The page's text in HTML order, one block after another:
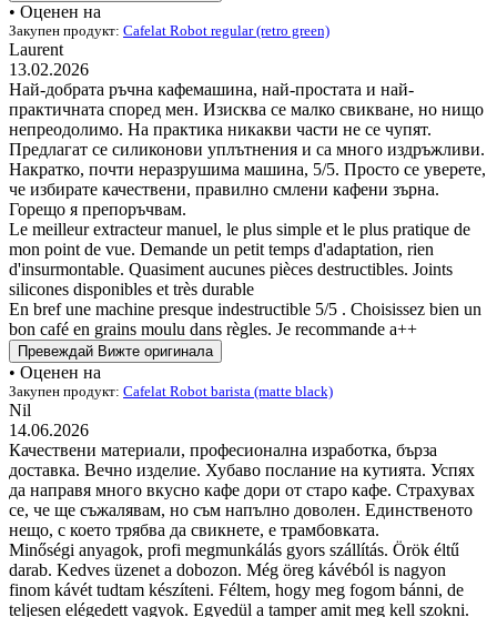
• Оценен на
Закупен продукт: Cafelat Robot regular (retro green)
Laurent
13.02.2026
Най-добрата ръчна кафемашина, най-простата и най-
практичната според мен. Изисква се малко свикване, но нищо
непреодолимо. На практика никакви части не се чупят.
Предлагат се силиконови уплътнения и са много издръжливи.
Накратко, почти неразрушима машина, 5/5. Просто се уверете,
че избирате качествени, правилно смлени кафени зърна.
Горещо я препоръчвам.
Le meilleur extracteur manuel, le plus simple et le plus pratique de
mon point de vue. Demande un petit temps d'adaptation, rien
d'insurmontable. Quasiment aucunes pièces destructibles. Joints
silicones disponibles et très durable
En bref une machine presque indestructible 5/5 . Choisissez bien un
bon café en grains moulu dans règles. Je recommande a++
Превеждай Вижте оригинала
• Оценен на
Закупен продукт: Cafelat Robot barista (matte black)
Nil
14.06.2026
Качествени материали, професионална изработка, бърза
доставка. Вечно изделие. Хубаво послание на кутията. Успях
да направя много вкусно кафе дори от старо кафе. Страхувах
се, че ще съжалявам, но съм напълно доволен. Единственото
нещо, с което трябва да свикнете, е трамбовката.
Minőségi anyagok, profi megmunkálás gyors szállítás. Örök éltű
darab. Kedves üzenet a dobozon. Még öreg kávéból is nagyon
finom kávét tudtam készíteni. Féltem, hogy meg fogom bánni, de
teljesen elégedett vagyok. Egyedül a tamper amit meg kell szokni.